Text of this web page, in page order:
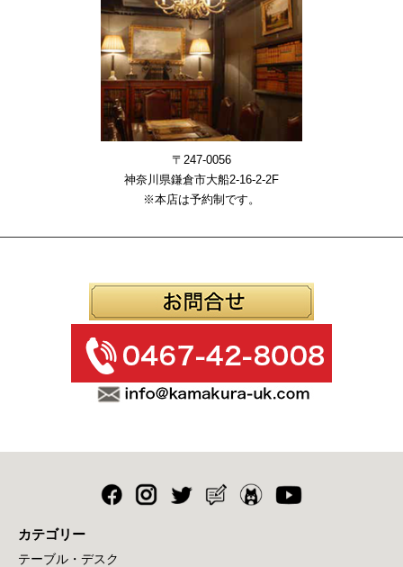
〒247-0056
神奈川県鎌倉市大船2-16-2-2F
※本店は予約制です。
カテゴリー
テーブル・デスク